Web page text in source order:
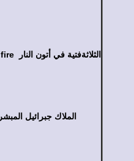
The tree young me in the fire الثلاثةفتية في أتون النار
Archangel Gabriel الملاك جبرائيل المبشر